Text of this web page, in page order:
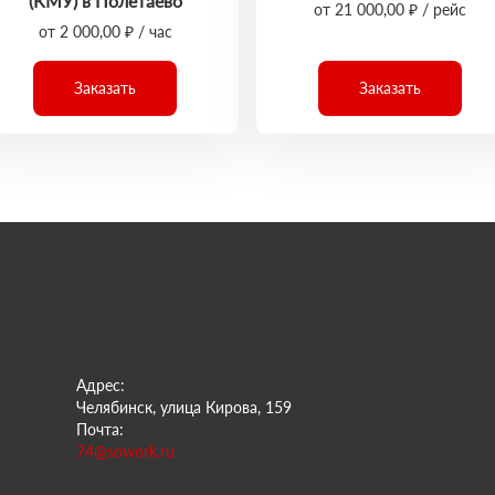
от 2 000,00 ₽ / час
Заказать
от 21 000,00 ₽ / рейс
Заказать
Адрес:
Челябинск, улица Кирова, 159
Почта:
74@sowork.ru